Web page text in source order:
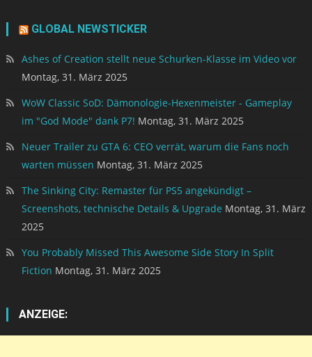
GLOBAL NEWSTICKER
Ashes of Creation stellt neue Schurken-Klasse im Video vor
Montag, 31. März 2025
WoW Classic SoD: Dämonologie-Hexenmeister - Gameplay
im "God Mode" dank P7! Montag, 31. März 2025
Neuer Trailer zu GTA 6: CEO verrät, warum die Fans noch
warten müssen Montag, 31. März 2025
The Sinking City: Remaster für PS5 angekündigt –
Screenshots, technische Details & Upgrade Montag, 31. März
2025
You Probably Missed This Awesome Side Story In Split
Fiction Montag, 31. März 2025
ANZEIGE: